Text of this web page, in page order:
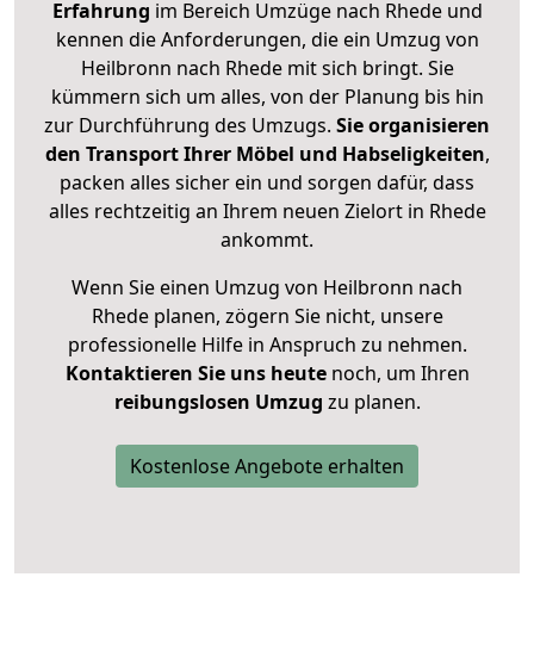
Erfahrung im Bereich Umzüge nach Rhede und
kennen die Anforderungen, die ein Umzug von
Heilbronn nach Rhede mit sich bringt. Sie
kümmern sich um alles, von der Planung bis hin
zur Durchführung des Umzugs. Sie organisieren
den Transport Ihrer Möbel und Habseligkeiten,
packen alles sicher ein und sorgen dafür, dass
alles rechtzeitig an Ihrem neuen Zielort in Rhede
ankommt.
Wenn Sie einen Umzug von Heilbronn nach
Rhede planen, zögern Sie nicht, unsere
professionelle Hilfe in Anspruch zu nehmen.
Kontaktieren Sie uns heutenoch, um Ihren
reibungslosen Umzug zu planen.
Kostenlose Angebote erhalten